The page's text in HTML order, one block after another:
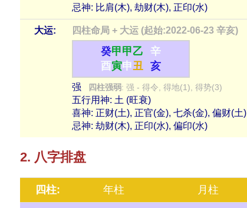
忌神: 比肩(木), 劫财(木), 正印(水)
大运: 四柱命局 + 大运 (起始:2022-06-23 辛亥)
癸甲甲乙
辛
酉寅申丑 亥
强 四柱强弱: 强 - 得令, 得地(1), 得势(3)
五行用神: 土 (旺衰)
喜神: 正财(土), 正官(金), 七杀(金), 偏财(土)
忌神: 劫财(木), 正印(水), 偏印(水)
2. 八字排盘
四柱: 年柱 月柱